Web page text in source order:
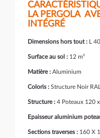
CARACT É
LA PERGOLA
INT ÉGRÉ
Dimensions hors tout : L
Surface au sol : 12 m²
Matière : Aluminium
Coloris : Structure Noir
Structure : 4 Poteaux 120
Epaisseur aluminium
Sections traverses : 160 X